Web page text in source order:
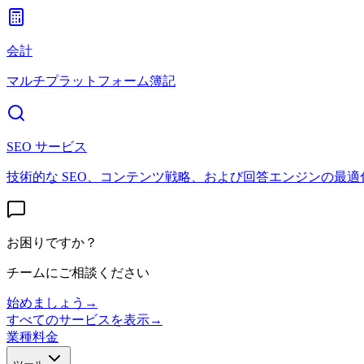
会計
マルチプラットフォーム簿記
SEO サービス
技術的な SEO、コンテンツ戦略、および回答エンジンの最適
お困りですか？
チームにご相談ください
始めましょう →
すべてのサービスを表示→
業種料金